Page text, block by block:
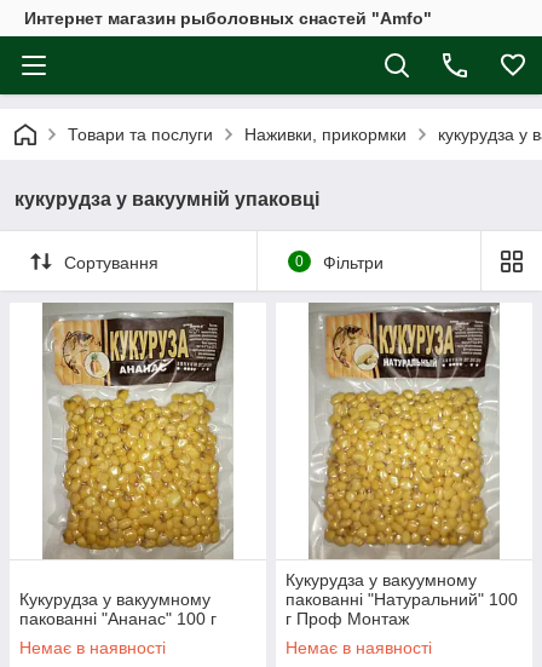
Интернет магазин рыболовных снастей "Amfo"
Товари та послуги Наживки, прикормки кукурудза у
кукурудза у вакуумній упаковці
Сортування 0 Фільтри
Кукурудза у вакуумному
пакованні "Ананас" 100 г
Немає в наявності
Кукурудза у вакуумному
пакованні "Натуральний" 100
г Проф Монтаж
Немає в наявності